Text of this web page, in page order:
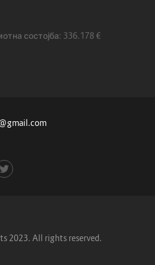
336.178 €
2023. All rights reserved.